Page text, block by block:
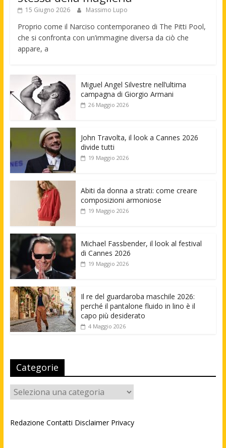
15 Giugno 2026 Massimo Lupo
Proprio come il Narciso contemporaneo di The Pitti Pool,
che si confronta con un’immagine diversa da ciò che
appare, a
Miguel Angel Silvestre nell’ultima
campagna di Giorgio Armani
26 Maggio 2026
John Travolta, il look a Cannes 2026
divide tutti
19 Maggio 2026
Abiti da donna a strati: come creare
composizioni armoniose
19 Maggio 2026
Michael Fassbender, il look al festival
di Cannes 2026
19 Maggio 2026
Il re del guardaroba maschile 2026:
perché il pantalone fluido in lino è il
capo più desiderato
4 Maggio 2026
Categorie
Categorie
Redazione Contatti Disclaimer Privacy